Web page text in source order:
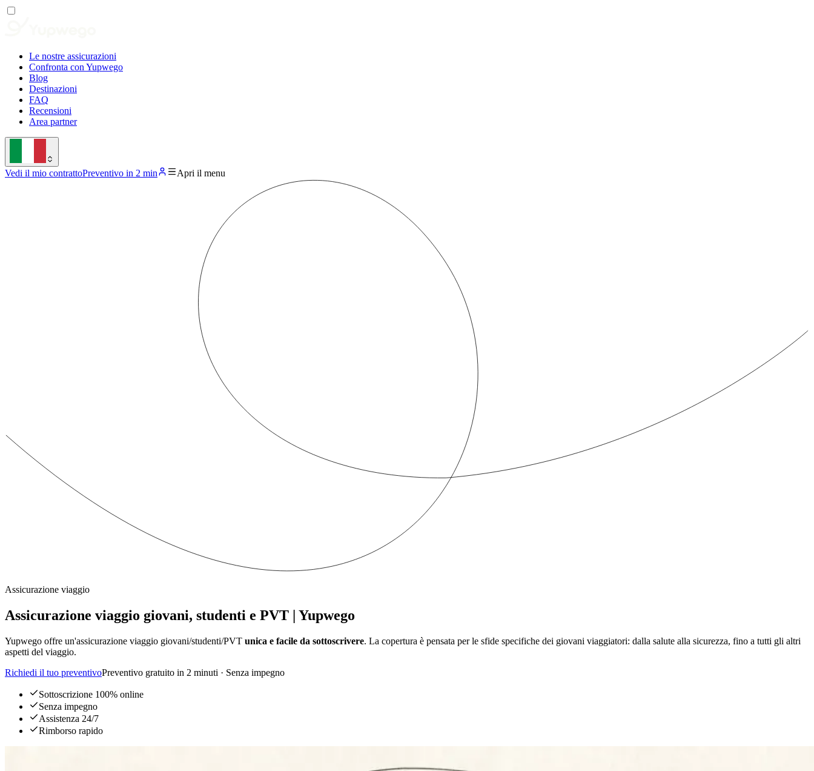
Le nostre assicurazioni
Confronta con Yupwego
Blog
Destinazioni
FAQ
Recensioni
Area partner
Vedi il mio contrattoPreventivo in 2 min Apri il menu
Assicurazione viaggio
Assicurazione viaggio giovani, studenti e PVT | Yupwego
Yupwego offre un'assicurazione viaggio giovani/studenti/PVT unica e facile da sottoscrivere. La copertura è pensata per le sfide specifiche dei giovani viaggiatori: dalla salute alla sicurezza, fino a tutti gli altri
aspetti del viaggio.
Richiedi il tuo preventivoPreventivo gratuito in 2 minuti · Senza impegno
Sottoscrizione 100% online
Senza impegno
Assistenza 24/7
Rimborso rapido